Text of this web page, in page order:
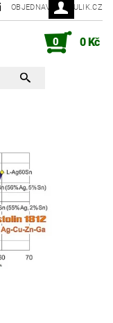
OBJEDNAVKY@RULIK.CZ
0 0 Kč